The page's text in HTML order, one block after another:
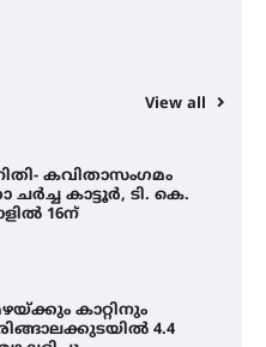
View all
കവിതാസംഗമം
ചർച്ച കാട്ടൂർ, ടി. കെ.
16ന്
കാറ്റിനും
4.4
മഴ ലഭിച്ചു